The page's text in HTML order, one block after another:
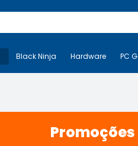
Mais-v- Black Ninja
Black Ninja Hardware PC
Promoções